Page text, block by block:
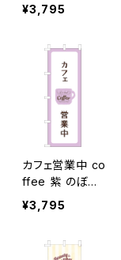
¥3,795
カフェ営業中 co
ffee 紫 のぼり
旗
¥3,795